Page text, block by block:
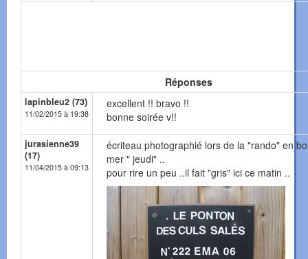
Réponses
lapinbleu2 (73)
11/02/2015 à 19:38
excellent !! bravo !!
bonne soirée v!!
jurasienne39
(17)
11/04/2015 à 09:13
écriteau photographié lors de la "rando" en
mer " jeudi" ..
pour rire un peu ..il fait "gris" ici ce matin ..